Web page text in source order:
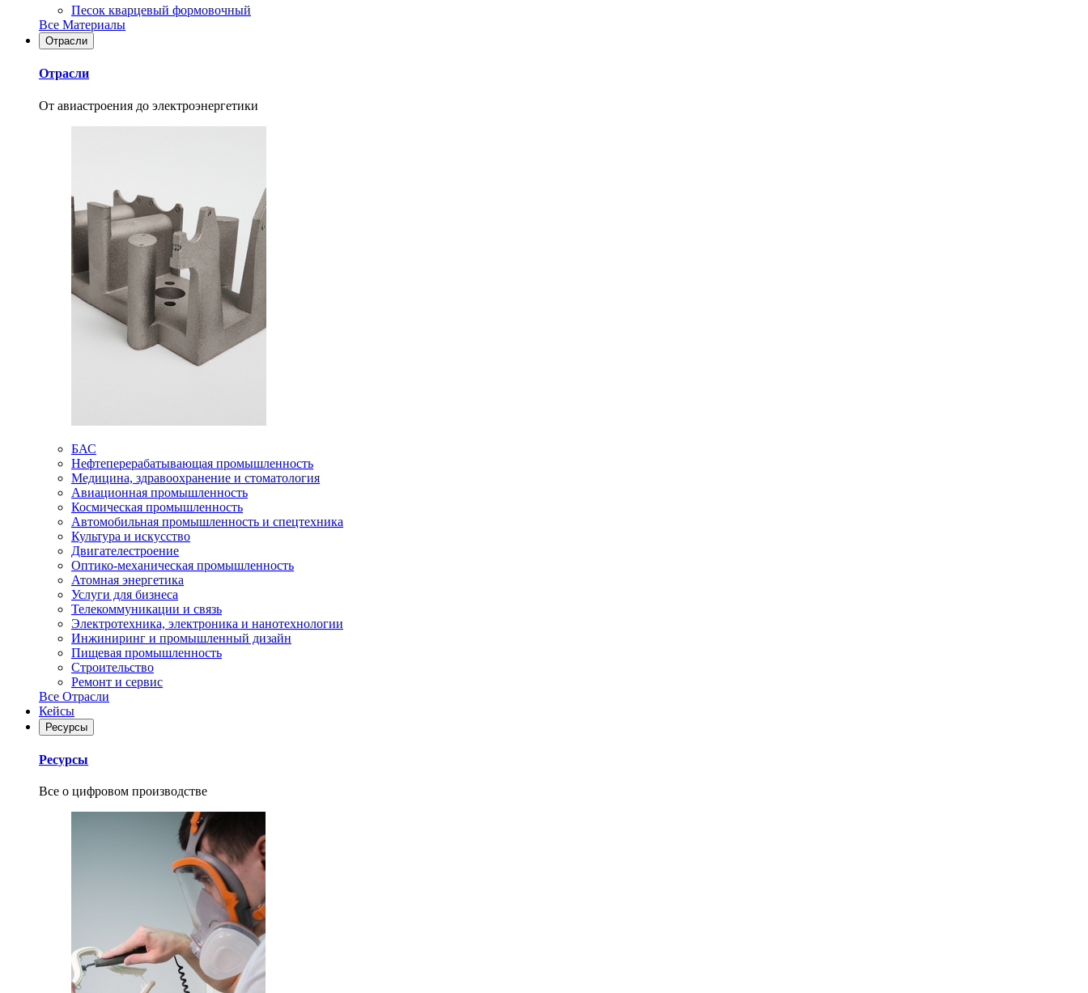
Песок кварцевый формовочный
Все Материалы
Отрасли
Отрасли
От авиастроения до электроэнергетики
БАС
Нефтеперерабатывающая промышленность
Медицина, здравоохранение и стоматология
Авиационная промышленность
Космическая промышленность
Автомобильная промышленность и спецтехника
Культура и искусство
Двигателестроение
Оптико-механическая промышленность
Атомная энергетика
Услуги для бизнеса
Телекоммуникации и связь
Электротехника, электроника и нанотехнологии
Инжиниринг и промышленный дизайн
Пищевая промышленность
Строительство
Ремонт и сервис
Все Отрасли
Кейсы
Ресурсы
Ресурсы
Все о цифровом производстве